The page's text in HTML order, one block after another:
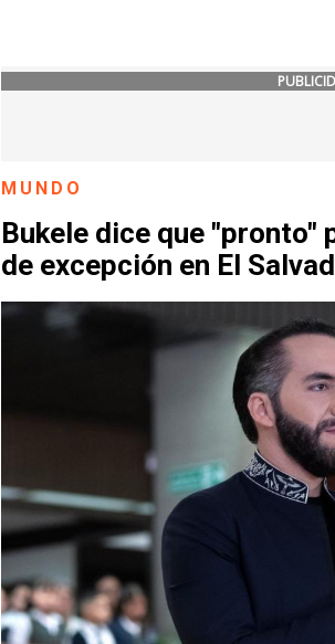
MUNDO
Bukele dice que "pronto"
de excepción en El